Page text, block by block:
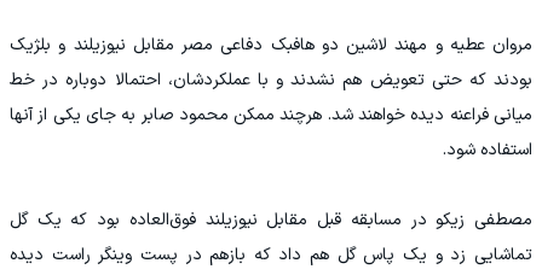
مروان عطیه و مهند لاشین دو هافبک دفاعی مصر مقابل نیوزیلند و بلژیک
بودند که حتی تعویض هم نشدند و با عملکردشان، احتمالا دوباره در خط
میانی فراعنه دیده خواهند شد. هرچند ممکن محمود صابر به جای یکی از آنها
استفاده شود.
مصطفی زیکو در مسابقه قبل مقابل نیوزیلند فوق‌العاده بود که یک گل
تماشایی زد و یک پاس گل هم داد که بازهم در پست وینگر راست دیده